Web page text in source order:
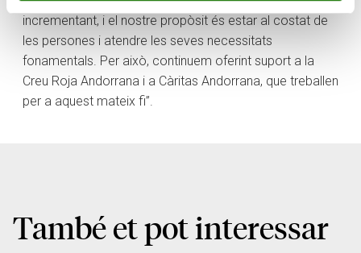
incrementant, i el nostre propòsit és estar al costat de
les persones i atendre les seves necessitats
fonamentals. Per això, continuem oferint suport a la
Creu Roja Andorrana i a Càritas Andorrana, que treballen
per a aquest mateix fi”.
També et pot interessar